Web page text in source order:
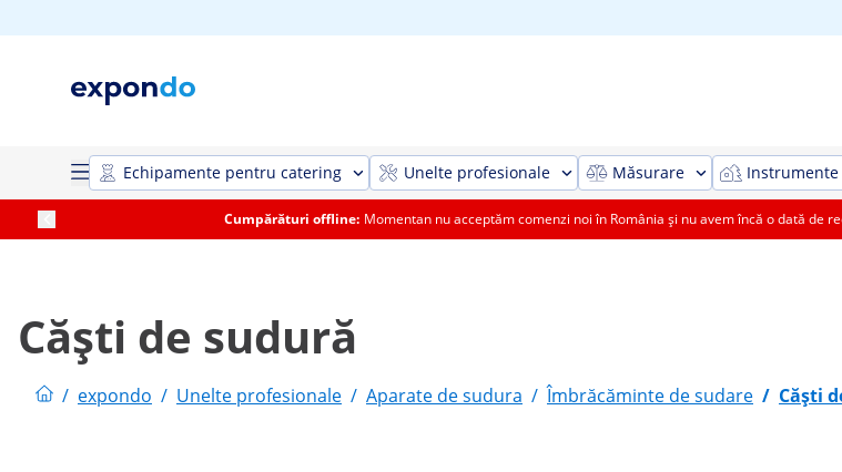
Echipamente pentru catering Unelte profesionale Măsurare
Cumpărături offline: Momentan nu acceptăm comenzi noi în România și nu avem încă o dată de
Căști de sudură
/ expondo / Unelte profesionale / Aparate de sudura / Îmbrăcăminte de sudare / Căști